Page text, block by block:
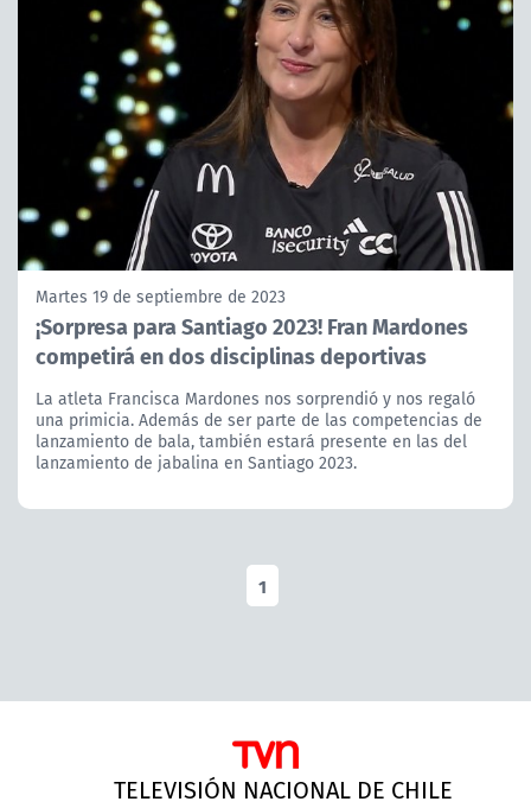
Martes 19 de septiembre de 2023
¡Sorpresa para Santiago 2023! Fran Mardones
competirá en dos disciplinas deportivas
La atleta Francisca Mardones nos sorprendió y nos regaló
una primicia. Además de ser parte de las competencias de
lanzamiento de bala, también estará presente en las del
lanzamiento de jabalina en Santiago 2023.
1
TELEVISIÓN NACIONAL DE CHILE